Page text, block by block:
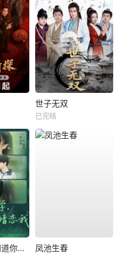
世子无双
已完结
傅同学，我知道你暗恋我 凤池生春